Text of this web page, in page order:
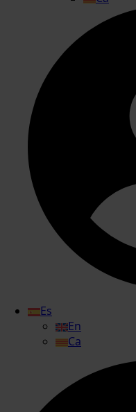
Es
En
Ca